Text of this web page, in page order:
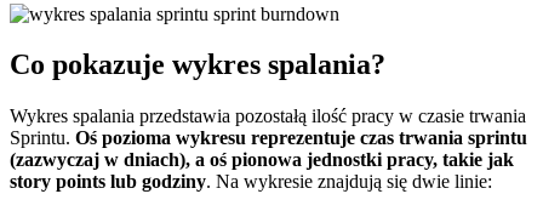
Co pokazuje wykres spalania?
Wykres spalania przedstawia pozostałą ilość pracy w czasie trwania
Sprintu. Oś pozioma wykresu reprezentuje czas trwania sprintu
(zazwyczaj w dniach), a oś pionowa jednostki pracy, takie jak
story points lub godziny. Na wykresie znajdują się dwie linie: